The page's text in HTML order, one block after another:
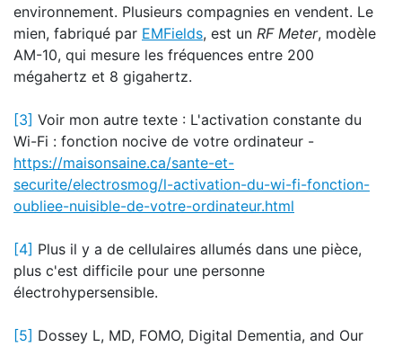
environnement. Plusieurs compagnies en vendent. Le
mien, fabriqué par EMFields, est un RF Meter, modèle
AM-10, qui mesure les fréquences entre 200
mégahertz et 8 gigahertz.
[3] Voir mon autre texte : L'activation constante du
Wi-Fi : fonction nocive de votre ordinateur -
https://maisonsaine.ca/sante-et-
securite/electrosmog/l-activation-du-wi-fi-fonction-
oubliee-nuisible-de-votre-ordinateur.html
[4] Plus il y a de cellulaires allumés dans une pièce,
plus c'est difficile pour une personne
électrohypersensible.
[5] Dossey L, MD, FOMO, Digital Dementia, and Our